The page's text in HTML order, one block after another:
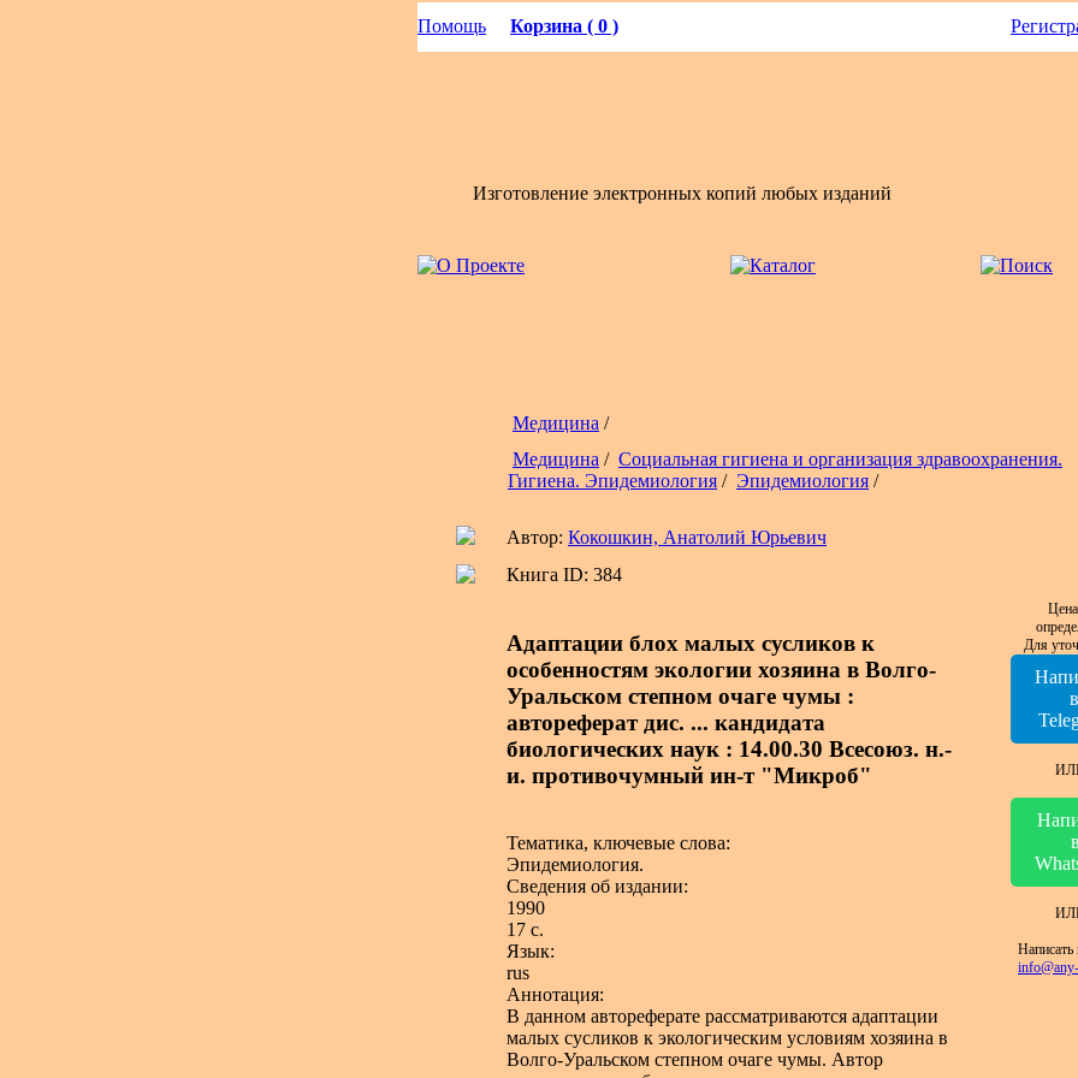
Помощь Корзина ( 0 )
Изготовление электронных копий любых изданий
Медицина /
Медицина / Социальная гигиена и организация здравоохранения.
Гигиена. Эпидемиология / Эпидемиология /
Автор: Кокошкин, Анатолий Юрьевич
Книга ID: 384
Адаптации блох малых сусликов к
особенностям экологии хозяина в Волго-
Уральском степном очаге чумы :
автореферат дис. ... кандидата
биологических наук : 14.00.30 Всесоюз. н.-
и. противочумный ин-т "Микроб"
Тематика, ключевые слова:
Эпидемиология.
Сведения об издании:
1990
17 с.
Язык:
rus
Аннотация:
В данном автореферате рассматриваются адаптации
малых сусликов к экологическим условиям хозяина в
Волго-Уральском степном очаге чумы. Автор
Для
в
в
Написать